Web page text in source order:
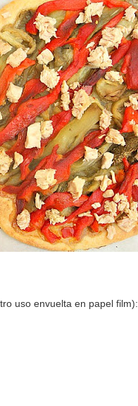
uso envuelta en papel film):